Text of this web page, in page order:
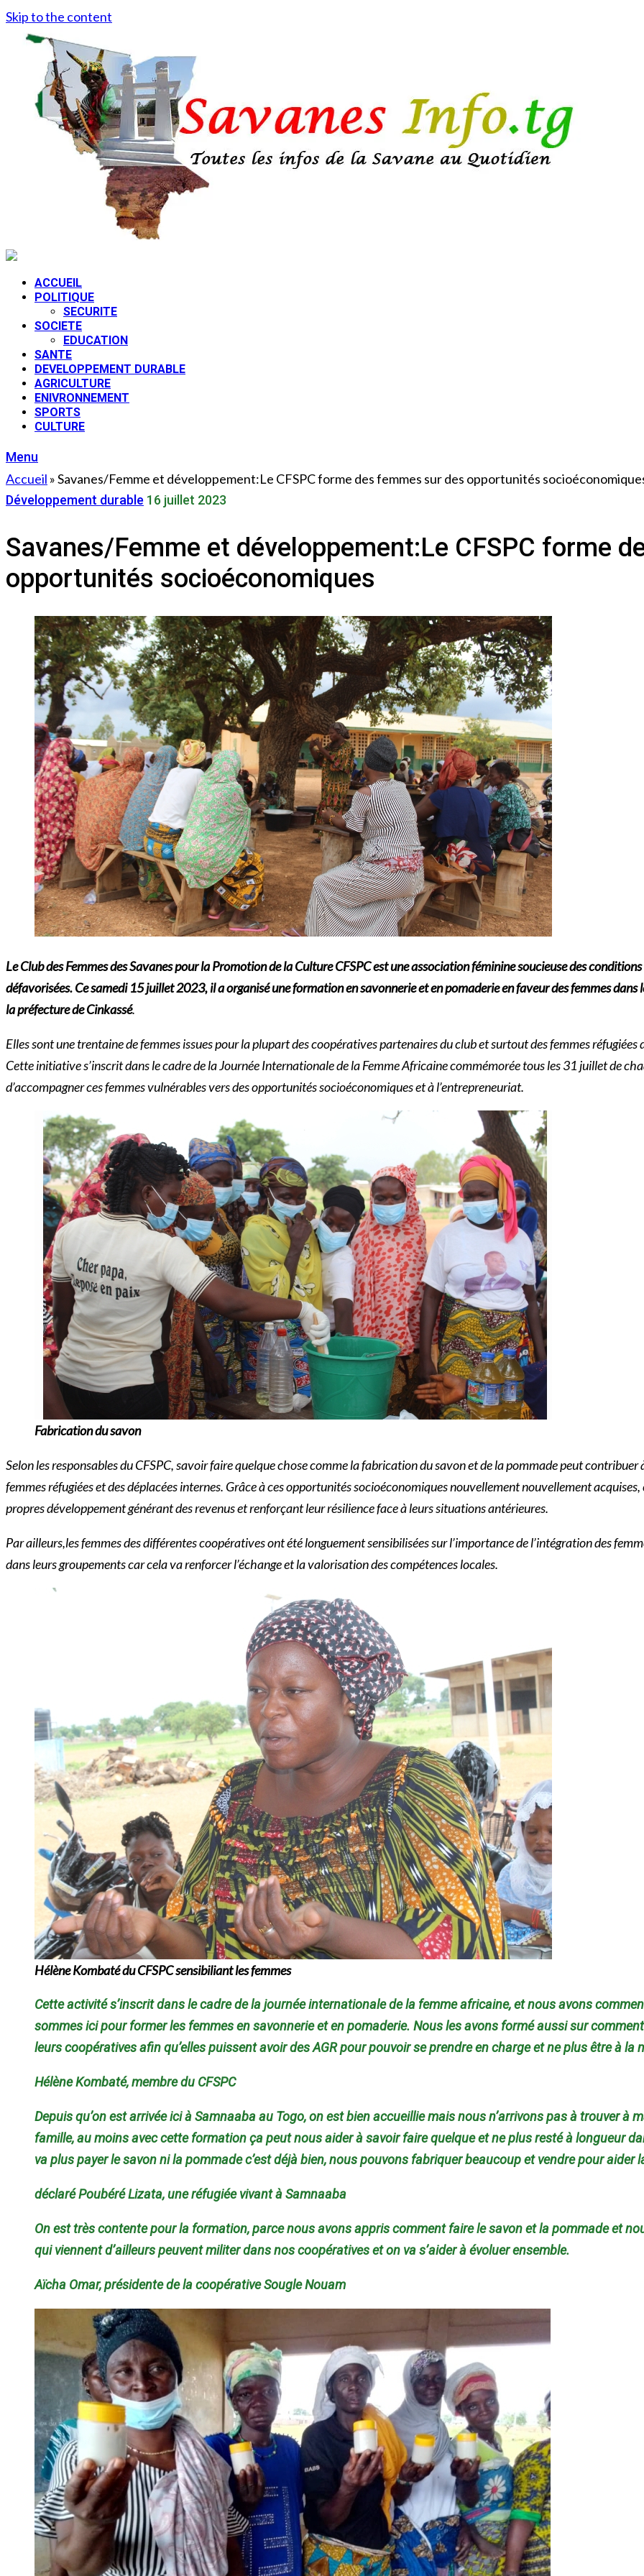
Skip to the content
ACCUEIL
POLITIQUE
SECURITE
SOCIETE
EDUCATION
SANTE
DEVELOPPEMENT DURABLE
AGRICULTURE
ENIVRONNEMENT
SPORTS
CULTURE
Menu
Accueil »Savanes/Femme et développement:Le CFSPC forme des femmes sur des opportunités
Développement durable 16 juillet 2023
Savanes/Femme et développement:Le CFSPC forme
opportunités socioéconomiques
LeClub des Femmes des Savanes pour la Promotion de la Culture CFSPC est une association féminine soucieuse des
défavorisées. Ce samedi 15 juillet 2023, il a organisé une formation en savonnerie et en pomaderie en faveur des femmes
la préfecture de Cinkassé.
Elles sont une trentaine de femmes issues pour la plupart des coopératives partenaires du club et surtout des femmes
Cette initiative s’inscrit dans le cadre de la Journée Internationale de la Femme Africaine commémorée tous les 31 juillet de
d’accompagner ces femmes vulnérables vers des opportunités socioéconomiques et à l’entrepreneuriat.
Fabrication du savon
Selon les responsables du CFSPC, savoir faire quelque chose comme la fabrication du savon et de la pommade peut
femmes réfugiées et des déplacées internes. Grâce à ces opportunités socioéconomiques nouvellement nouvellement
propres développement générant des revenus et renforçant leur résilience face à leurs situations antérieures.
Par ailleurs,les femmes des différentes coopératives ont été longuement sensibilisées sur l’importance de l’intégration des
dans leurs groupements car cela va renforcer l’échange et la valorisation des compétences locales.
Hélène Kombaté du CFSPCsensibiliantles femmes
Cette activité s’inscrit dans le cadre de la journée internationale de la femme africaine, et nous avons
sommes ici pour former les femmes en savonnerie et en pomaderie. Nous les avons formé aussi sur
leurs coopératives afin qu’elles puissent avoir des AGR pour pouvoir se prendre en charge et ne plus être à la
Hélène Kombaté, membre du CFSPC
Depuis qu’on est arrivée ici à Samnaaba au Togo, on est bien accueillie mais nous n’arrivons pas à trouver à
famille, au moins avec cette formation ça peut nous aider à savoir faire quelque et ne plus resté à longueur
va plus payer le savon ni la pommade c’est déjà bien, nous pouvons fabriquer beaucoup et vendre pour aider
déclaré Poubéré Lizata, une réfugiée vivant à Samnaaba
On est très contente pour la formation, parce nous avons appris comment faire le savon et la pommade et
qui viennent d’ailleurs peuvent militer dans nos coopératives et on va s’aider à évoluer ensemble.
Aïcha Omar, présidente de la coopérative Sougle Nouam